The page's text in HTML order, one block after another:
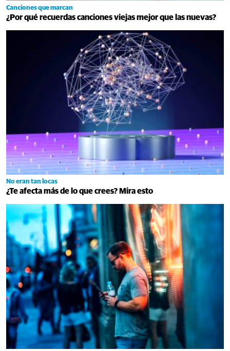
Canciones que marcan
¿Por qué recuerdas canciones viejas mejor que las nuevas?
No eran tan locas
¿Te afecta más de lo que crees? Mira esto